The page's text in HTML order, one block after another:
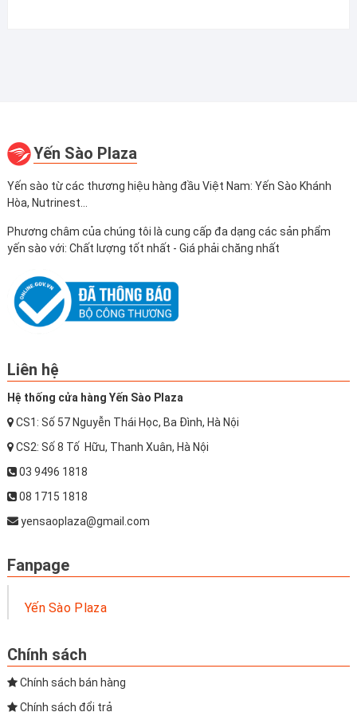
Yến Sào Plaza
Yến sào từ các thương hiệu hàng đầu Việt Nam: Yến Sào Khánh
Hòa, Nutrinest...
Phương châm của chúng tôi là cung cấp đa dạng các sản phẩm
yến sào với: Chất lượng tốt nhất - Giá phải chăng nhất
Liên hệ
Hệ thống cửa hàng Yến Sào Plaza
CS1: Số 57 Nguyễn Thái Học, Ba Đình, Hà Nội
CS2: Số 8 Tố Hữu, Thanh Xuân, Hà Nội
03 9496 1818
08 1715 1818
yensaoplaza@gmail.com
Fanpage
Yến Sào Plaza
Chính sách
Chính sách bán hàng
Chính sách đổi trả